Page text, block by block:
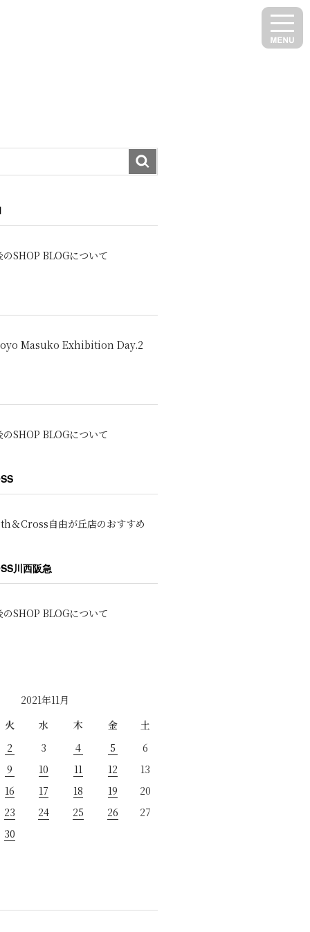
のSHOP BLOGについて
Masuko Exhibition Day.2
のSHOP BLOGについて
＆Cross自由が丘店のおすすめ
川西阪急
のSHOP BLOGについて
2021年11月
火 水 木 金
土
2 3 4 5
6
9 10 11 12
13
16 17 18 19
20
23 24 25 26
27
30